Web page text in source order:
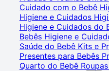
Cuidado com o Bebê
Higiene e Cuidados
Higiene e Cuidados do
Bebês Higiene e
Saúde do Bebê Kits e
Presentes para Bebês
Quarto do Bebê